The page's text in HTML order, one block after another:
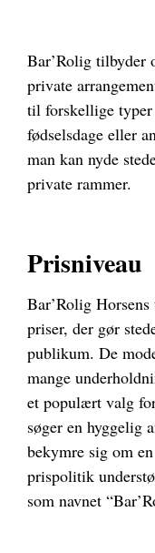
Bar’Rolig tilbyder
private
til forskellige typer
fødselsdage eller
man kan nyde
private rammer.
Prisniveau
Bar’Rolig
priser, der gør
publikum. De
mange
et populært valg
søger en hyggelig
bekymre sig om
prispolitik
som navnet